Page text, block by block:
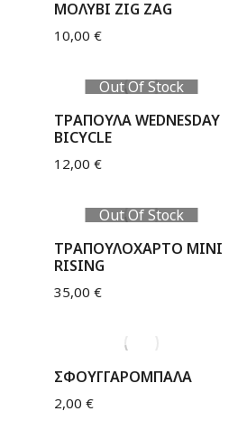
ΜΟΛΥΒΙ ZIG ZAG
10,00 €
Out Of Stock
ΤΡΑΠΟΥΛΑ WEDNESDAY
BICYCLE
12,00 €
Out Of Stock
ΤΡΑΠΟΥΛΟΧΑΡΤΟ MINI
RISING
35,00 €
ΣΦΟΥΓΓΑΡΟΜΠΑΛΑ
2,00 €